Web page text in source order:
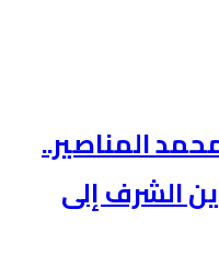
المناصير..
الشرف إلى